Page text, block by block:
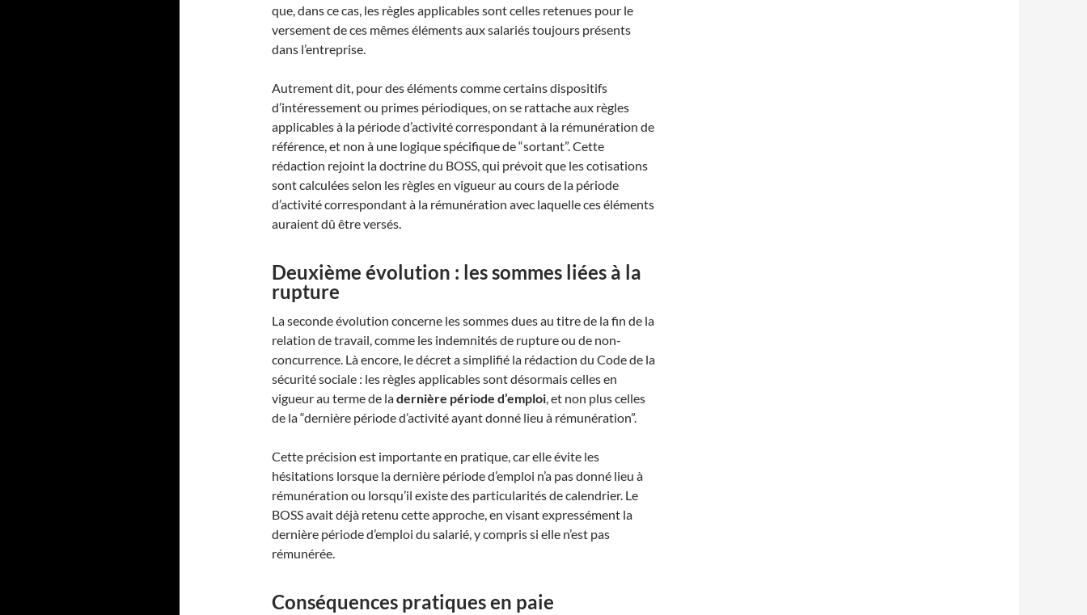
que, dans ce cas, les règles applicables sont celles retenues pour le
versement de ces mêmes éléments aux salariés toujours présents
dans l’entreprise.
Autrement dit, pour des éléments comme certains dispositifs
d’intéressement ou primes périodiques, on se rattache aux règles
applicables à la période d’activité correspondant à la rémunération de
référence, et non à une logique spécifique de “sortant”. Cette
rédaction rejoint la doctrine du BOSS, qui prévoit que les cotisations
sont calculées selon les règles en vigueur au cours de la période
d’activité correspondant à la rémunération avec laquelle ces éléments
auraient dû être versés.
Deuxième évolution : les sommes liées à la
rupture
La seconde évolution concerne les sommes dues au titre de la fin de la
relation de travail, comme les indemnités de rupture ou de non-
concurrence. Là encore, le décret a simplifié la rédaction du Code de la
sécurité sociale : les règles applicables sont désormais celles en
vigueur au terme de ladernière période d’emploi, et non plus celles
de la “dernière période d’activité ayant donné lieu à rémunération”.
Cette précision est importante en pratique, car elle évite les
hésitations lorsque la dernière période d’emploi n’a pas donné lieu à
rémunération ou lorsqu’il existe des particularités de calendrier. Le
BOSS avait déjà retenu cette approche, en visant expressément la
dernière période d’emploi du salarié, y compris si elle n’est pas
rémunérée.
Conséquences pratiques en paie